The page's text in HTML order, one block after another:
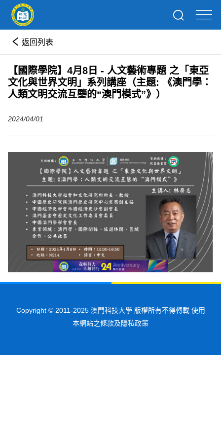
返回列表
【國際學院】4月8日 - 人文藝術專題 之「東亞
文化與世界文明」系列講座（主題: 《澳門學：
人類文明交流互鑒的“澳門模式”》）
2024/04/01
Copyright © 2011-2025 澳門科技大學 版權所有不得轉載 使用
本網站之條款及隱私政策